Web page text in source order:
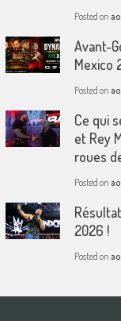
Posted on
Avant-
Mexico
Posted on
Ce qui
et Rey
roues
Posted on
2026 !
Posted on